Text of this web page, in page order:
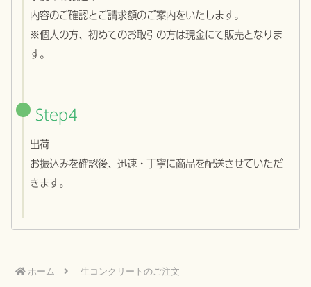
内容のご確認とご請求額のご案内をいたします。
※個人の方、初めてのお取引の方は現金にて販売となりま
す。
Step4
出荷
お振込みを確認後、迅速・丁寧に商品を配送させていただ
きます。
ホーム 生コンクリートのご注文